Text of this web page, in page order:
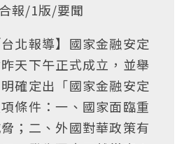
報/1版/要聞
北報導】國家金融安定
天下午正式成立，並舉
確定出「國家金融安定
條件：一、國家面臨重
；二、外國對華政策有